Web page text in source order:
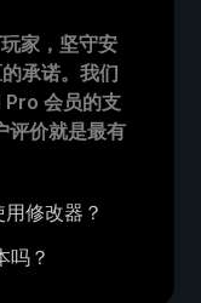
家，坚守安
承诺。我们
会员的支
评价就是最有
修改器？
吗？